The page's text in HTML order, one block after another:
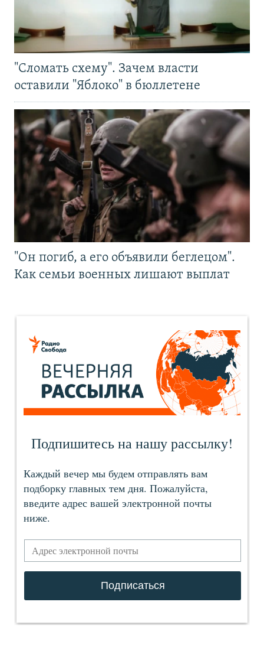
"Сломать схему". Зачем власти
оставили "Яблоко" в бюллетене
"Он погиб, а его объявили беглецом".
Как семьи военных лишают выплат